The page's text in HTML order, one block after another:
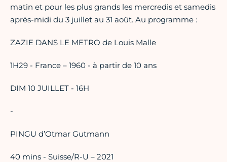
matin et pour les plus grands les mercredis et samedis
après-midi du 3 juillet au 31 août. Au programme :
ZAZIE DANS LE METRO de Louis Malle
1H29 - France – 1960 - à partir de 10 ans
DIM 10 JUILLET - 16H
-
PINGU d’Otmar Gutmann
40 mins - Suisse/R-U – 2021